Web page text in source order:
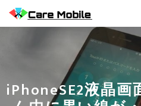
iPhoneSE2液晶画